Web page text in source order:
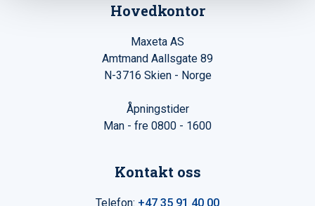
Hovedkontor
Maxeta AS
Amtmand Aallsgate 89
N-3716 Skien - Norge
Åpningstider
Man - fre 0800 - 1600
Kontakt oss
Telefon: +47 35 91 40 00